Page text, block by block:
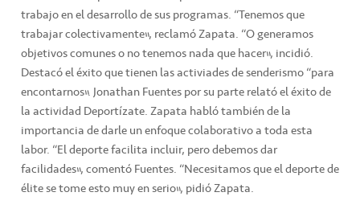
trabajo en el desarrollo de sus programas. “Tenemos que
trabajar colectivamente”, reclamó Zapata. “O generamos
objetivos comunes o no tenemos nada que hacer”, incidió.
Destacó el éxito que tienen las activiades de senderismo “para
encontarnos”. Jonathan Fuentes por su parte relató el éxito de
la actividad Deportízate. Zapata habló también de la
importancia de darle un enfoque colaborativo a toda esta
labor. “El deporte facilita incluir, pero debemos dar
facilidades”, comentó Fuentes. “Necesitamos que el deporte de
élite se tome esto muy en serio”, pidió Zapata.